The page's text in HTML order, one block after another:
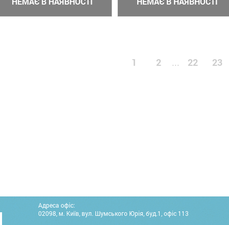
1 2 ... 22 23
Адреса офіс:
02098, м. Київ, вул. Шумського Юрія, буд.1, офіс 113